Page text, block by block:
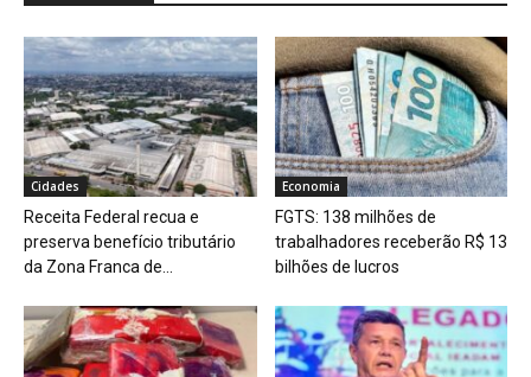
Cidades
Receita Federal recua e
preserva benefício tributário
da Zona Franca de...
Economia
FGTS: 138 milhões de
trabalhadores receberão R$ 13
bilhões de lucros